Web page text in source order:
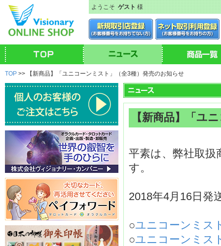
ようこそゲスト様
TOP >> 【新商品】「ユニコーンミスト」（全3種）発売のお知らせ
【新商品】「ユ
平素は、弊社取
す。
2018年4月16日発
○ユニコーンミス
○ユニコーンミス